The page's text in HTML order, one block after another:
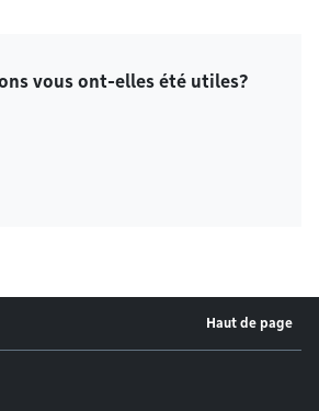
vous ont-elles été utiles?
Haut de page